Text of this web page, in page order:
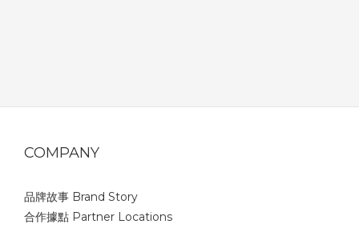
COMPANY
品牌故事 Brand Story
合作據點 Partner Locations